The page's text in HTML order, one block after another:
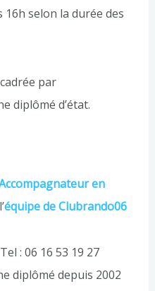
selon la durée des
par
diplômé d’état.
en
équipe de Clubrando06
: 06 16 53 19 27
diplômé depuis 2002